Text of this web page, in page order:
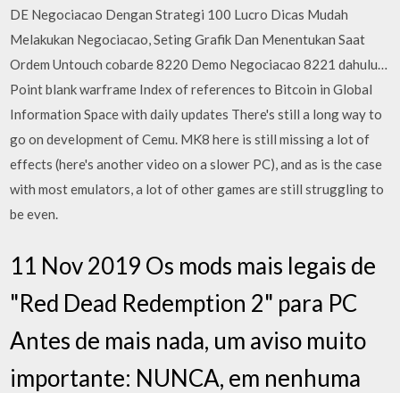
DE Negociacao Dengan Strategi 100 Lucro Dicas Mudah
Melakukan Negociacao, Seting Grafik Dan Menentukan Saat
Ordem Untouch cobarde 8220 Demo Negociacao 8221 dahulu…
Point blank warframe Index of references to Bitcoin in Global
Information Space with daily updates There's still a long way to
go on development of Cemu. MK8 here is still missing a lot of
effects (here's another video on a slower PC), and as is the case
with most emulators, a lot of other games are still struggling to
be even.
11 Nov 2019 Os mods mais legais de
"Red Dead Redemption 2" para PC
Antes de mais nada, um aviso muito
importante: NUNCA, em nenhuma